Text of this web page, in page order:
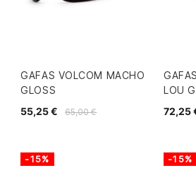
GAFAS VOLCOM MACHO
GLOSS
65,00 €
55,25 €
LOU
72,25
-15% -15%